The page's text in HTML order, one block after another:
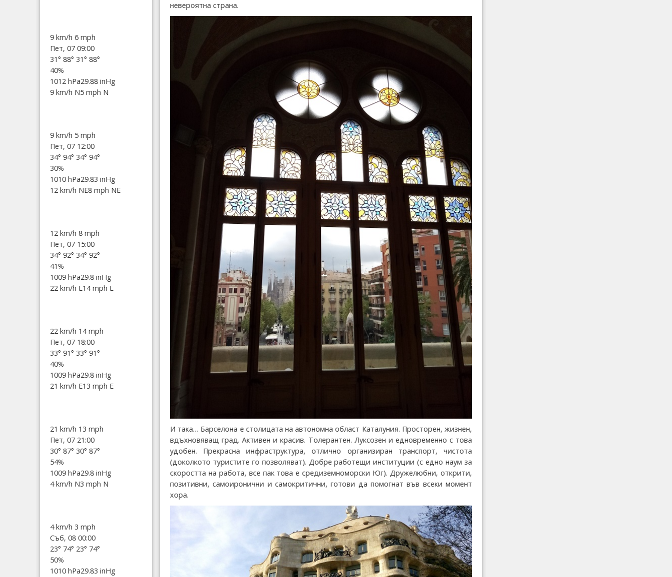
невероятна страна.
И така… Барселона е столицата на автономна област Каталуния. Просторен, жизнен,
вдъхновяващ град. Активен и красив. Толерантен. Луксозен и едновременно с това
удобен. Прекрасна инфраструктура, отлично организиран транспорт, чистота
(доколкото туристите го позволяват). Добре работещи институции (с едно наум за
скоростта на работа, все пак това е средиземноморски Юг). Дружелюбни, открити,
позитивни, самоиронични и самокритични, готови да помогнат във всеки момент
хора.
9 km/h 6 mph
Пет, 07 09:00
31° 88° 31° 88°
40%
1012 hPa29.88 inHg
9 km/h N5 mph N
9 km/h 5 mph
Пет, 07 12:00
34° 94° 34° 94°
30%
1010 hPa29.83 inHg
12 km/h NE8 mph NE
12 km/h 8 mph
Пет, 07 15:00
34° 92° 34° 92°
41%
1009 hPa29.8 inHg
22 km/h E14 mph E
22 km/h 14 mph
Пет, 07 18:00
33° 91° 33° 91°
40%
1009 hPa29.8 inHg
21 km/h E13 mph E
21 km/h 13 mph
Пет, 07 21:00
30° 87° 30° 87°
54%
1009 hPa29.8 inHg
4 km/h N3 mph N
4 km/h 3 mph
Съб, 08 00:00
23° 74° 23° 74°
50%
1010 hPa29.83 inHg